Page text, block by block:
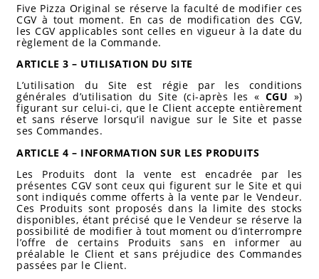
Five Pizza Original se réserve la faculté de modifier ces
CGV à tout moment. En cas de modification des CGV,
les CGV applicables sont celles en vigueur à la date du
règlement de la Commande.
ARTICLE 3 – UTILISATION DU SITE
L’utilisation du Site est régie par les conditions
générales d’utilisation du Site (ci-après les « CGU »)
figurant sur celui-ci, que le Client accepte entièrement
et sans réserve lorsqu’il navigue sur le Site et passe
ses Commandes.
ARTICLE 4 – INFORMATION SUR LES PRODUITS
Les Produits dont la vente est encadrée par les
présentes CGV sont ceux qui figurent sur le Site et qui
sont indiqués comme offerts à la vente par le Vendeur.
Ces Produits sont proposés dans la limite des stocks
disponibles, étant précisé que le Vendeur se réserve la
possibilité de modifier à tout moment ou d’interrompre
l’offre de certains Produits sans en informer au
préalable le Client et sans préjudice des Commandes
passées par le Client.